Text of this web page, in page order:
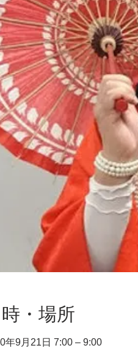
・場所
年9月21日 7:00 – 9:00